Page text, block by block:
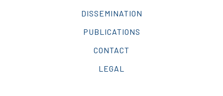
DISSEMINATION
PUBLICATIONS
CONTACT
LEGAL